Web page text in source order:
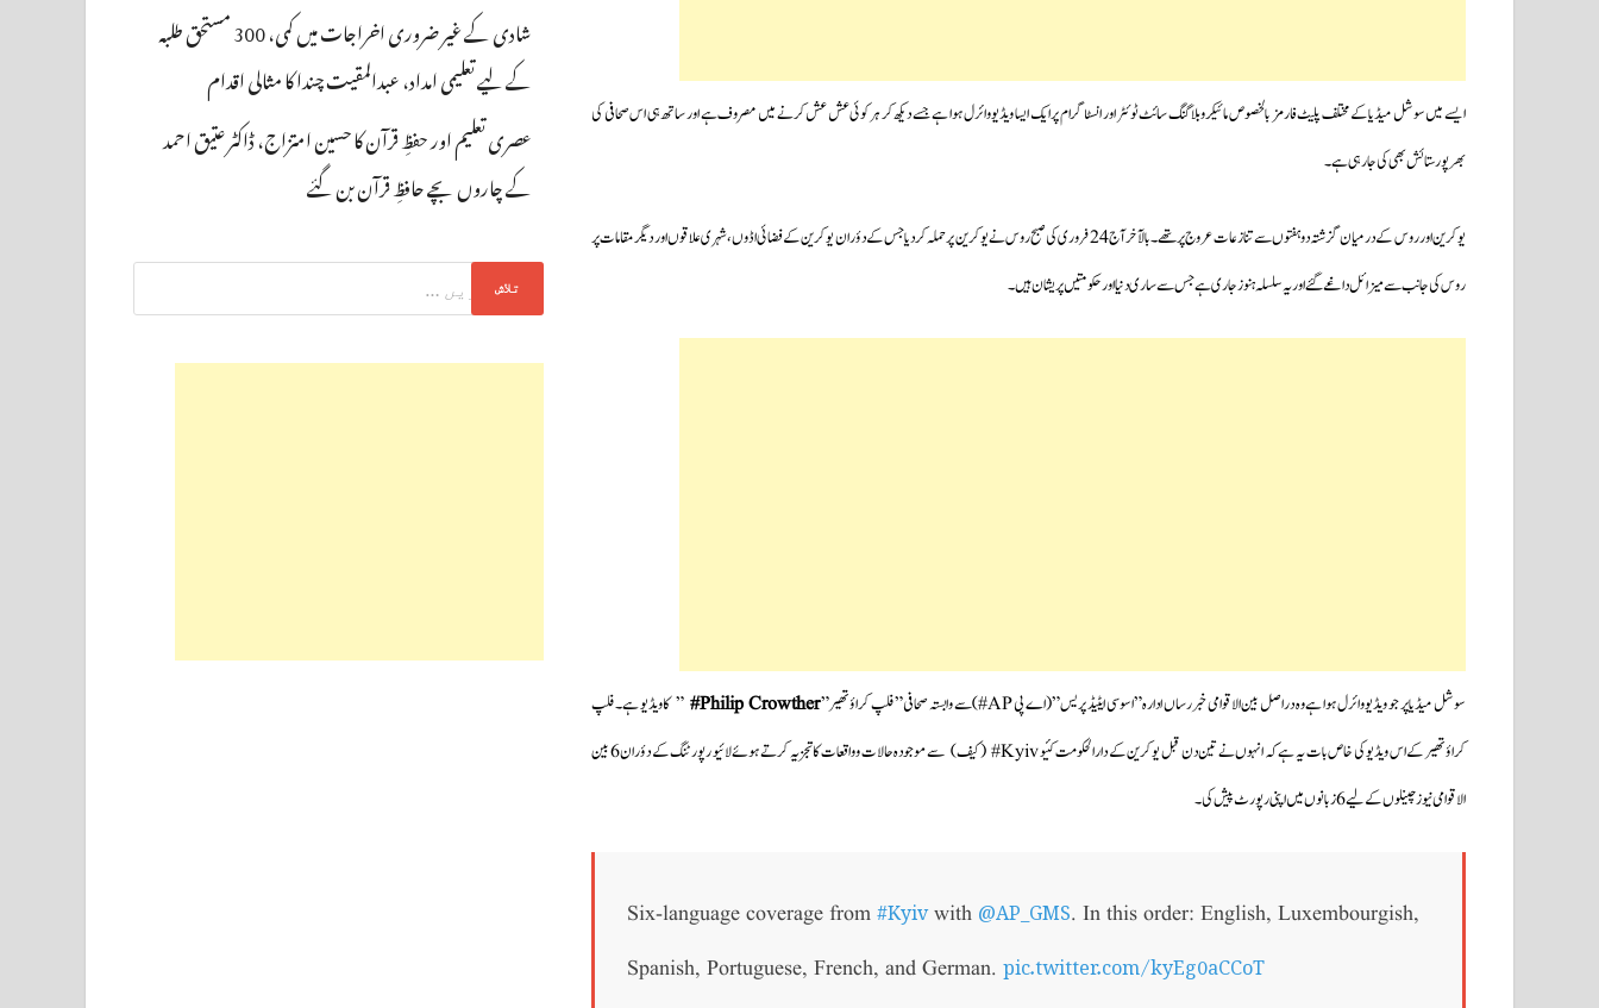
ایسے میں سوشل میڈیا کے مختلف پلیٹ فارمز بالخصوص مائیکرو بلاگنگ سائٹ ٹوئٹر اور انسٹا گرام پر ایک ایسا ویڈیو وائرل ہوا ہے جسے دیکھ کر ہر کوئی عش عش کرنے میں مصروف ہے اور ساتھ ہی اس صحافی کی
بھرپور ستائش بھی کی جارہی ہے۔
یوکرین اور روس کے درمیان گزشتہ دو ہفتوں سے تنازعات عروج پر تھے۔بالآخر آج 24 فروری کی صبح روس نے یوکرین پر حملہ کردیا جس کے دؤران یوکرین کے فضائی اڈوں،شہری علاقوں اور دیگر مقامات پر
روس کی جانب سے میزائل داغے گئے اور یہ سلسلہ ہنوز جاری ہے جس سے ساری دنیا اور حکومتیں پریشان ہیں۔
سوشل میڈیا پر جو ویڈیو وائرل ہوا ہے وہ دراصل بین الاقوامی خبررساں ادارہ” اسوسی ایٹیڈ پریس” (اے پی AP#) سے وابستہ صحافی” فلپ کراؤتھیر” Philip Crowther# ” کا ویڈیو ہے۔فلپ
کراؤتھیر کے اس ویڈیو کی خاص بات یہ ہے کہ انہوں نے تین دن قبل یوکرین کے دارالحکومت کئیو Kyiv# (کیف) سے موجودہ حالات و واقعات کا تجزیہ کرتے ہوئے لائیو رپورٹنگ کے دؤران 6 بین
الاقوامی نیوز چینلوں کے لیے 6 زبانوں میں اپنی رپورٹ پیش کی۔
Six-language coverage from #Kyivwith @AP_GMS. In this order: English, Luxembourgish,
Spanish, Portuguese, French, and German. pic.twitter.com/kyEg0aCCoT
شادی کے غیر ضروری اخراجات میں کمی، 300 مستحق طلبہ
کے لیے تعلیمی امداد، عبدالمقیت چندا کا مثالی اقدام
عصری تعلیم اور حفظِ قرآن کا حسین امتزاج، ڈاکٹر عتیق احمد
کے چاروں بچے حافظِ قرآن بن گئے